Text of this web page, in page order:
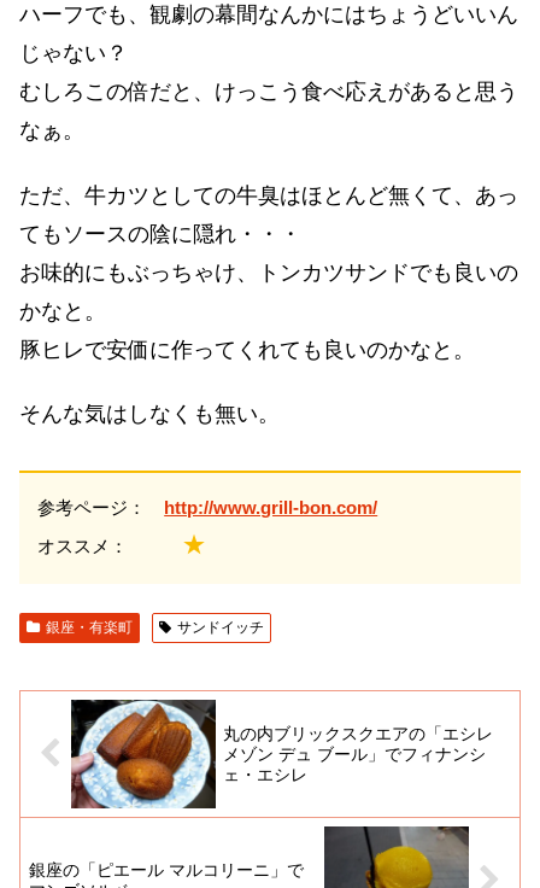
ハーフでも、観劇の幕間なんかにはちょうどいいん
じゃない？
むしろこの倍だと、けっこう食べ応えがあると思う
なぁ。
ただ、牛カツとしての牛臭はほとんど無くて、あっ
てもソースの陰に隠れ・・・
お味的にもぶっちゃけ、トンカツサンドでも良いの
かなと。
豚ヒレで安価に作ってくれても良いのかなと。
そんな気はしなくも無い。
参考ページ： http://www.grill-bon.com/
オススメ： ★
銀座・有楽町 サンドイッチ
丸の内ブリックスクエアの「エシレ
メゾン デュ ブール」でフィナンシ
ェ・エシレ
銀座の「ピエール マルコリーニ」で